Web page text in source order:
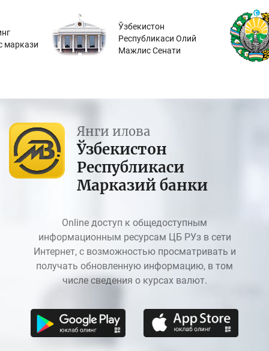
маркази
Ўзбекистон
Республикаси Олий
Мажлис Сенати
Янги илова
Ўзбекистон
Республикаси
Марказий банки
Online доступ к общедоступным
информационным ресурсам ЦБ РУз в сети
Интернет, с возможностью просматривать и
получать обновленную информацию, в том
числе сведения о курсах валют.